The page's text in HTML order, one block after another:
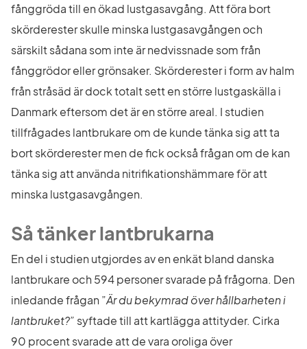
fånggröda till en ökad lustgasavgång. Att föra bort
skörderester skulle minska lustgasavgången och
särskilt sådana som inte är nedvissnade som från
fånggrödor eller grönsaker. Skörderester i form av halm
från stråsäd är dock totalt sett en större lustgaskälla i
Danmark eftersom det är en större areal. I studien
tillfrågades lantbrukare om de kunde tänka sig att ta
bort skörderester men de fick också frågan om de kan
tänka sig att använda nitrifikationshämmare för att
minska lustgasavgången.
Så tänker lantbrukarna
En del i studien utgjordes av en enkät bland danska
lantbrukare och 594 personer svarade på frågorna. Den
inledande frågan ”Är du bekymrad över hållbarheten i
lantbruket?” syftade till att kartlägga attityder. Cirka
90 procent svarade att de vara oroliga över